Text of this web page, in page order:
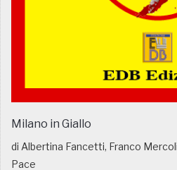
Milano in Giallo
di Albertina Fancetti, Franco
Pace